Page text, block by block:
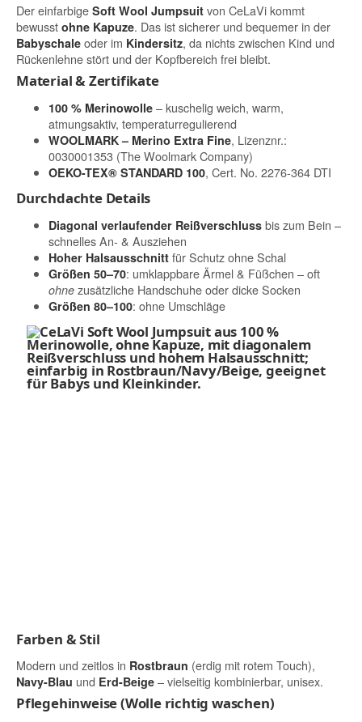
Der einfarbige Soft Wool Jumpsuit von CeLaVi kommt
bewusst ohne Kapuze. Das ist sicherer und bequemer in der
Babyschale oder im Kindersitz, da nichts zwischen Kind und
Rückenlehne stört und der Kopfbereich frei bleibt.
Material & Zertifikate
100 % Merinowolle – kuschelig weich, warm,
atmungsaktiv, temperaturregulierend
WOOLMARK – Merino Extra Fine, Lizenznr.:
0030001353 (The Woolmark Company)
OEKO-TEX® STANDARD 100, Cert. No. 2276-364 DTI
Durchdachte Details
Diagonal verlaufender Reißverschluss bis zum Bein –
schnelles An- & Ausziehen
Hoher Halsausschnitt für Schutz ohne Schal
Größen 50–70: umklappbare Ärmel & Füßchen – oft
ohne zusätzliche Handschuhe oder dicke Socken
Größen 80–100: ohne Umschläge
Farben & Stil
Modern und zeitlos in Rostbraun (erdig mit rotem Touch),
Navy-Blau und Erd-Beige – vielseitig kombinierbar, unisex.
Pflegehinweise (Wolle richtig waschen)